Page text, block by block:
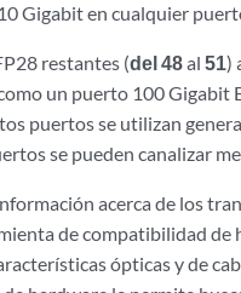
Gigabit en cualquier
restantes (del 48al 51)
un puerto 100
puertos se utilizan
se pueden canalizar
acerca de los
de compatibilidad de
ópticas y de